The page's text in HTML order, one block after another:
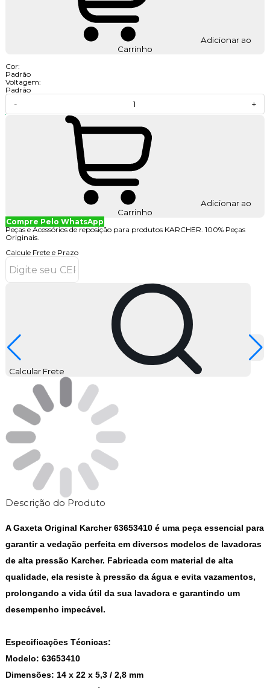
Adicionar ao
Carrinho
Cor:
Padrão
Voltagem:
Padrão
- +
Adicionar ao
Carrinho
Compre Pelo WhatsApp
Peças e Acessórios de reposição para produtos KARCHER. 100% Peças
Originais.
Calcule Frete e Prazo
Calcular Frete
Descrição do Produto
A Gaxeta Original Karcher 63653410 é uma peça essencial para
garantir a vedação perfeita em diversos modelos de lavadoras
de alta pressão Karcher. Fabricada com material de alta
qualidade, ela resiste à pressão da água e evita vazamentos,
prolongando a vida útil da sua lavadora e garantindo um
desempenho impecável.
Especificações Técnicas:
Modelo: 63653410
Dimensões: 14 x 22 x 5,3 / 2,8 mm